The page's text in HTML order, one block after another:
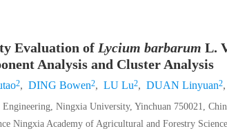
Evaluation of Lycium barbarum L.
Analysis and Cluster Analysis
2, DING Bowen2, LU Lu2, DUAN Linyuan2,
Engineering, Ningxia University, Yinchuan 750021,
Ningxia Academy of Agricultural and Forestry